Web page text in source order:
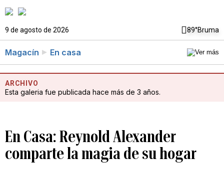
9 de agosto de 2026 89°Bruma
Magacín En casa
ARCHIVO
Esta galeria fue publicada hace más de 3 años.
En Casa: Reynold Alexander
comparte la magia de su hogar